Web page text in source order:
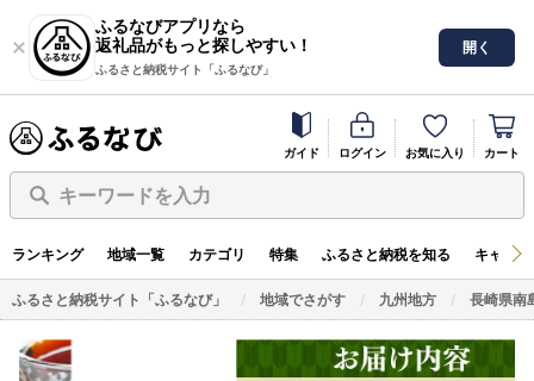
ふるなびアプリなら
返礼品がもっと探しやすい！
ふるさと納税サイト「ふるなび」
開く
ガイド ログイン お気に入り カート
キーワードを入力
ランキング 地域一覧 カテゴリ 特集 ふるさと納税を知る キャン
ふるさと納税サイト「ふるなび」 地域でさがす 九州地方 長崎県南